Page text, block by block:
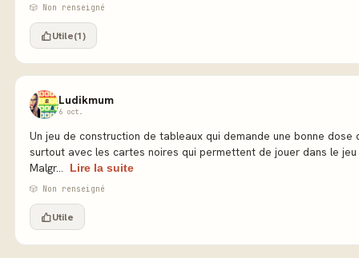
🎲 Non renseigné
Utile(1)
Ludikmum
6 oct.
Un jeu de construction de tableaux qui demande une bonne dose
surtout avec les cartes noires qui permettent de jouer dans le
Malgr...
Lire la suite
🎲 Non renseigné
Utile